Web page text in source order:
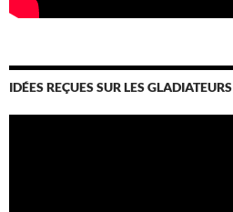
IDÉES REÇUES SUR LES GLADIATEURS